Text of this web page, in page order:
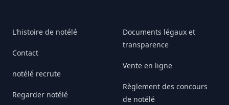
L'histoire de notélé
Contact
notélé recrute
Regarder notélé
Documents légaux et
transparence
Vente en ligne
Règlement des concours
de notélé